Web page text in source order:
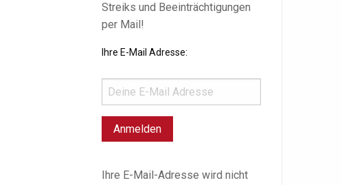
Streiks und Beeinträchtigungen
per Mail!
Ihre E-Mail Adresse:
Ihre E-Mail-Adresse wird nicht